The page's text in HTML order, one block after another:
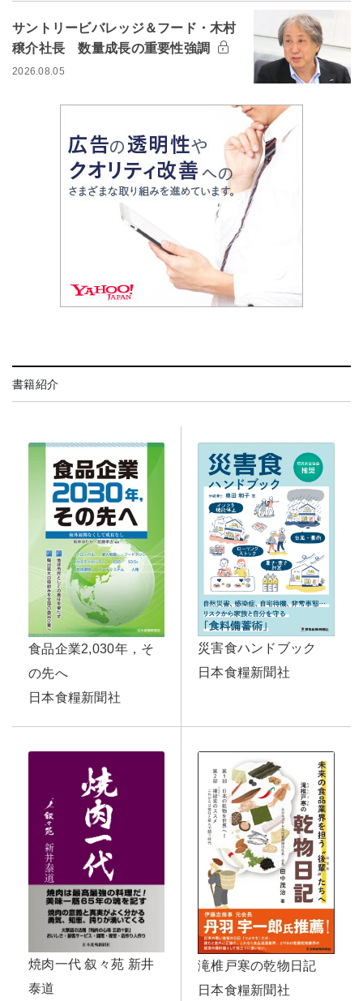
サントリービバレッジ＆フード・木村
穣介社長 数量成長の重要性強調
2026.08.05
書籍紹介
食品企業2,030年，そ
の先へ
日本食糧新聞社
災害食ハンドブック
日本食糧新聞社
焼肉一代 叙々苑 新井
泰道
滝椎戸寒の乾物日記
日本食糧新聞社